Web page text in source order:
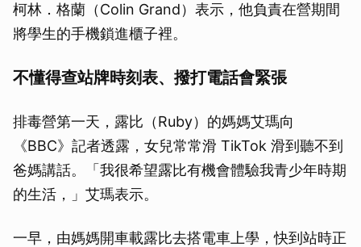
柯林．格蘭（Colin Grand）表示，他負責在營期間
將學生的手機鎖進櫃子裡。
不懂得查站牌時刻表、撥打電話會緊張
排毒營第一天，露比（Ruby）的媽媽艾瑪向
《BBC》記者透露，女兒常常滑 TikTok 滑到聽不到
爸媽講話。「我很希望露比有機會體驗我青少年時期
的生活，」艾瑪表示。
一早，由媽媽開車載露比去搭電車上學，快到站時正